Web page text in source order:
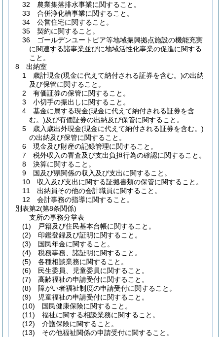
32 農業集落排水事業に関すること。
33 合併浄化槽事業に関すること。
34 公営住宅に関すること。
35 契約に関すること。
36 ゴールデンユートピア等地域振興拠点施設の機能充実
に関連する諸事業並びに地域活性化事業の促進に関する
こと。
8 出納室
1 歳計現金(現金に代えて納付される証券を含む。)の出納
及び保管に関すること。
2 有価証券の保管に関すること。
3 小切手の振出しに関すること。
4 基金に属する現金(現金に代えて納付される証券を含
む。)及び有価証券の出納及び保管に関すること。
5 歳入歳出外現金(現金に代えて納付される証券を含む。)
の出納及び保管に関すること。
6 現金及び財産の記録管理に関すること。
7 税外収入の審査及び支出負担行為の確認に関すること。
8 決算に関すること。
9 国及び県関係の収入及び支出に関すること。
10 収入及び支出に関する証拠書類の保管に関すること。
11 出納員その他の会計職員に関すること。
12 会計事務の指導に関すること。
別表第2(第8条関係)
支所の事務分掌表
(1) 戸籍及び住民基本台帳に関すること。
(2) 印鑑登録及び証明に関すること。
(3) 国民年金に関すること。
(4) 税務事務、諸証明に関すること。
(5) 各種相談業務に関すること。
(6) 民生委員、児童委員に関すること。
(7) 高齢福祉の申請受付に関すること。
(8) 障がい者福祉制度の申請受付に関すること。
(9) 児童福祉の申請受付に関すること。
(10) 国民健康保険に関すること。
(11) 福祉に関する相談業務に関すること。
(12) 介護保険に関すること。
(13) その他福祉関係の申請受付に関すること。